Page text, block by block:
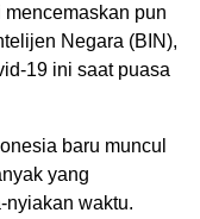
pun
Negara (BIN),
19 ini saat puasa
baru muncul
yang
nyiakan waktu.